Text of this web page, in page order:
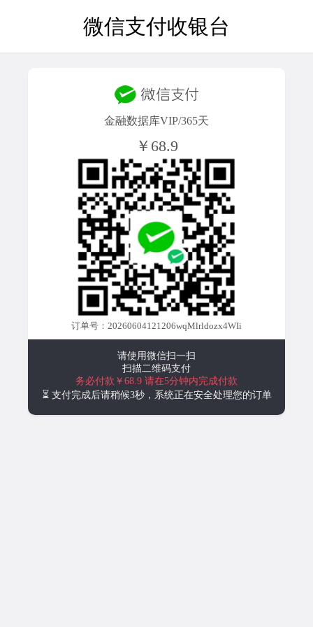
微信支付收银台
金融数据库VIP/365天
￥68.9
订单号：20260604121206wqMlrldozx4WIi
请使用微信扫一扫
扫描二维码支付
务必付款￥68.9 请在5分钟内完成付款
⏳ 支付完成后请稍候3秒，系统正在安全处理您的订单